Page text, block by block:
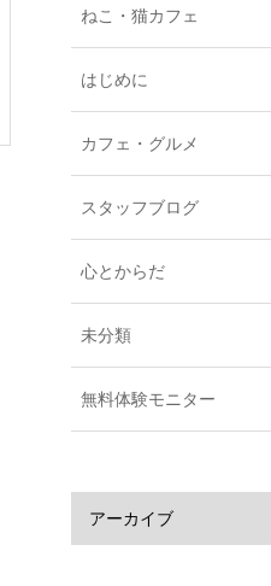
ねこ・猫カフェ
はじめに
カフェ・グルメ
スタッフブログ
心とからだ
未分類
無料体験モニター